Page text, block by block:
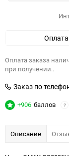
Оплата
Оплата заказа
при получении..
Заказ по
+906 баллов ?
Описание